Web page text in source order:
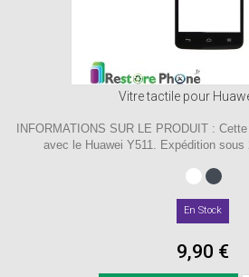
Vitre tactile pour
INFORMATIONS SUR LE PRODUIT :
avec le Huawei Y511. Expédition sous
En Stock
9,90 €